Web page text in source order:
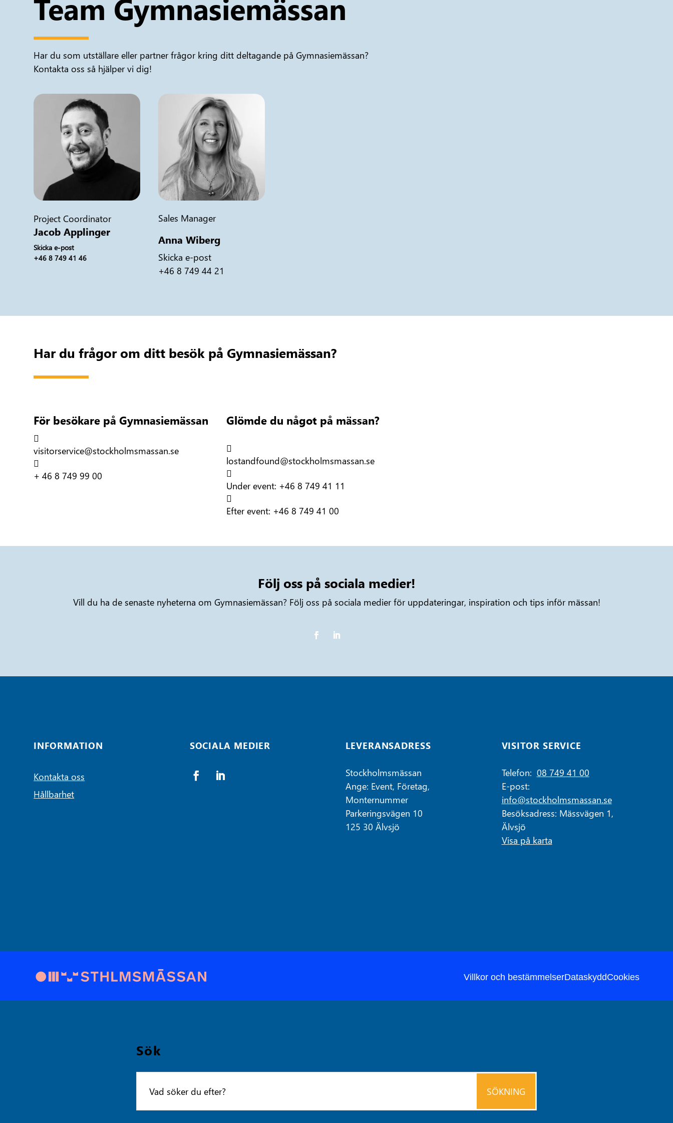
Team Gymnasiemässan
Har du som utställare eller partner frågor kring ditt deltagande på Gymnasiemässan?
Kontakta oss så hjälper vi dig!
Project Coordinator
Jacob Applinger
Skicka e-post
+46 8 749 41 46
Sales Manager
Anna Wiberg
Skicka e-post
+46 8 749 44 21
Har du frågor om ditt besök på Gymnasiemässan?
För besökare på Gymnasiemässan

visitorservice@stockholmsmassan.se

+ 46 8 749 99 00
Glömde du något på mässan?

lostandfound@stockholmsmassan.se

Under event: +46 8 749 41 11

Efter event: +46 8 749 41 00
Följ oss på sociala medier!
Vill du ha de senaste nyheterna om Gymnasiemässan? Följ oss på sociala medier för uppdateringar, inspiration och tips inför mässan!
INFORMATION
Kontakta oss
Hållbarhet
SOCIALA MEDIER LEVERANSADRESS
Stockholmsmässan
Ange: Event, Företag,
Monternummer
Parkeringsvägen 10
125 30 Älvsjö
VISITOR SERVICE
Telefon: 08 749 41 00
E-post:
info@stockholmsmassan.se
Besöksadress: Mässvägen 1,
Älvsjö
Visa på karta
Villkor och bestämmelserDataskyddCookies
Sök
efter: